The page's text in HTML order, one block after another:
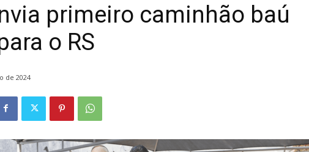
primeiro caminhão baú
o RS
de 2024